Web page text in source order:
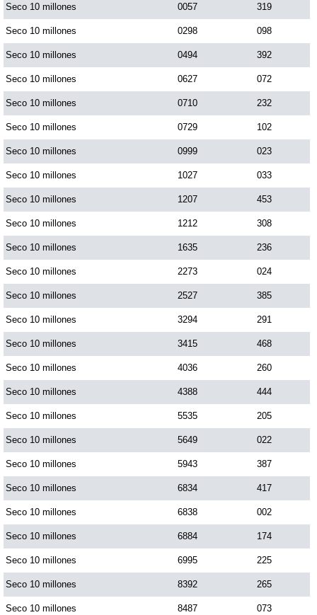
Seco 10 millones 0057 319
Seco 10 millones 0298 098
Seco 10 millones 0494 392
Seco 10 millones 0627 072
Seco 10 millones 0710 232
Seco 10 millones 0729 102
Seco 10 millones 0999 023
Seco 10 millones 1027 033
Seco 10 millones 1207 453
Seco 10 millones 1212 308
Seco 10 millones 1635 236
Seco 10 millones 2273 024
Seco 10 millones 2527 385
Seco 10 millones 3294 291
Seco 10 millones 3415 468
Seco 10 millones 4036 260
Seco 10 millones 4388 444
Seco 10 millones 5535 205
Seco 10 millones 5649 022
Seco 10 millones 5943 387
Seco 10 millones 6834 417
Seco 10 millones 6838 002
Seco 10 millones 6884 174
Seco 10 millones 6995 225
Seco 10 millones 8392 265
Seco 10 millones 8487 073